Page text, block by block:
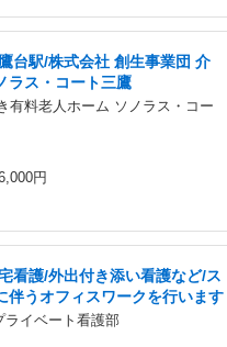
台駅/株式会社 創生事業団 介
ラス・コート三鷹
有料老人ホーム ソノラス・コー
円
看護/外出付き添い看護など/ス
伴うオフィスワークを行います
ライベート看護部